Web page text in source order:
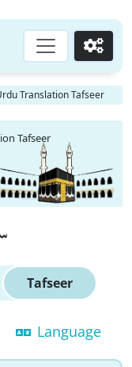
Go
Translation Tafseer
Tafseer
Tafseer
Language